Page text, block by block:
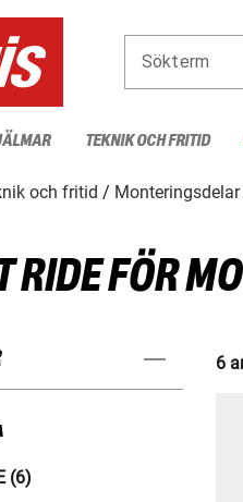
Sökterm
TEKNIK OCH FRITID
och fritid Monteringsdelar
RIDE FÖR
(6)
6